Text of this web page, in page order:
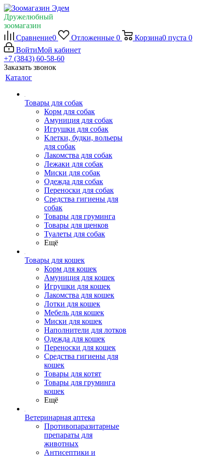
Дружелюбный
зоомагазин
Сравнение0 Отложенные 0 Корзина0 пуста 0
ВойтиМой кабинет
+7 (3843) 60-58-60
Заказать звонок
Каталог
Товары для собак
Корм для собак
Амуниция для собак
Игрушки для собак
Клетки, будки, вольеры
для собак
Лакомства для собак
Лежаки для собак
Миски для собак
Одежда для собак
Переноски для собак
Средства гигиены для
собак
Товары для груминга
Товары для щенков
Туалеты для собак
Ещё
Товары для кошек
Корм для кошек
Амуниция для кошек
Игрушки для кошек
Лакомства для кошек
Лотки для кошек
Мебель для кошек
Миски для кошек
Наполнители для лотков
Одежда для кошек
Переноски для кошек
Средства гигиены для
кошек
Товары для котят
Товары для груминга
кошек
Ещё
Ветеринарная аптека
Противопаразитарные
препараты для
животных
Антисептики и